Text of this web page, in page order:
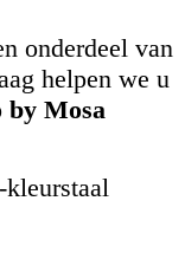
onderdeel van
helpen we u
by Mosa